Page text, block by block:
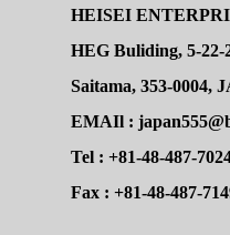
HEISEI
HEG Buliding, 5-22-
Saitama, 353-0004,
EMAIl :
Tel : +81-48-487-
Fax : +81-48-487-